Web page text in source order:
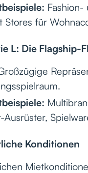
Fashion-
Stores für
L: Die Flagship-
Ausrüster,
Konditionen